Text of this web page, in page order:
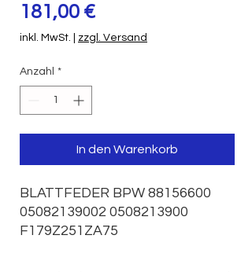
181,00 €Preis
inkl. MwSt. zzgl. Versand
Anzahl *
In den Warenkorb
BLATTFEDER BPW 88156600
05082139002 0508213900
F179Z251ZA75